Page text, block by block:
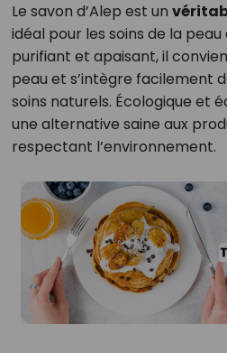
Le savon d’Alep est un
idéal pour les soins de la
purifiant et apaisant, il
peau et s’intègre facilement
soins naturels. Écologique et
une alternative saine aux
respectant l’environnement.